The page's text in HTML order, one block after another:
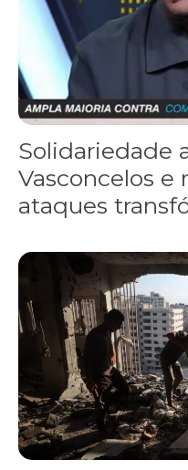
Solidariedade
Vasconcelos e
ataques
“Funeral para toda Gaza”